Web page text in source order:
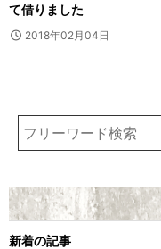
て借りました
2018年02月04日
新着の記事